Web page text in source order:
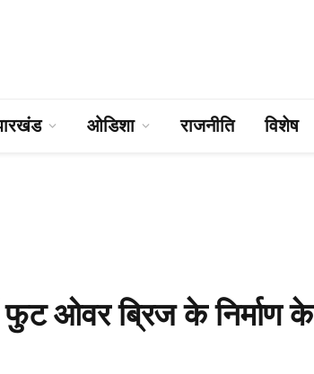
ओडिशा राजनीति विशेष
ओवर ब्रिज के निर्माण के